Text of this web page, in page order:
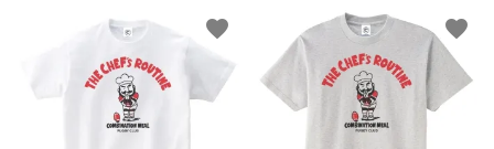
favorite favorite